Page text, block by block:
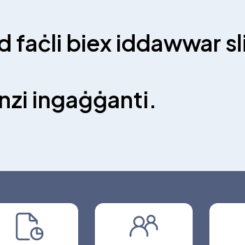
faċli biex iddawwar
ingaġġanti.